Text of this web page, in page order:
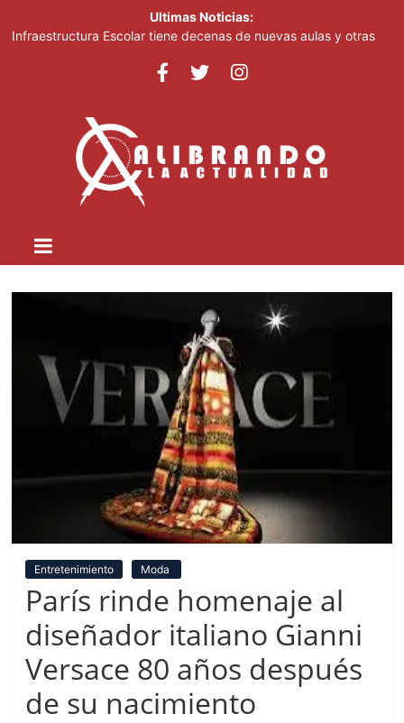
Ultimas Noticias:
Infraestructura Escolar tiene decenas de nuevas aulas y otras
Crear dos nuevas provincias en el país generaría más gasto
público, advierte experto
Ministerio de Educación inicia este lunes jornada nacional de
capacitación para más de 90,000 docentes de cara al inicio del
año escolar 2026-2027
del PRM y felicita a sus nuevas autoridades
Entretenimiento Moda
París rinde homenaje al
diseñador italiano Gianni
Versace 80 años después
de su nacimiento